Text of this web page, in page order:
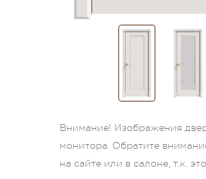
Внимание! Изображения
монитора. Обратите
на сайте или в салоне, т.к.